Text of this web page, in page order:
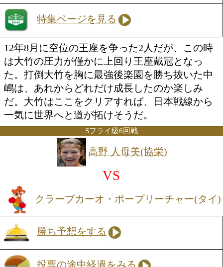
VS
中嶋 孝文(ドリーム)
勝ち予想をする
投票の途中経過をみる
特集ページを見る
12年8月に空位の王座を争った2人だが
は大竹の圧力が僅かに上回り王座戴冠
た。打倒大竹を胸に最強後楽園を勝ち
嶋は、あれからどれだけ成長したのか
だ。大竹はここをクリアすれば、日本